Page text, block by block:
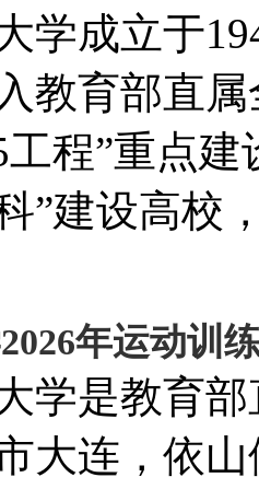
学成立于
教育部直
工程”重点
”建设高校
年运动训
学是教育
大连，依